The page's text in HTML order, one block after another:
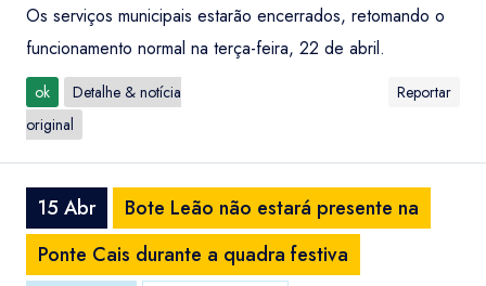
Os serviços municipais estarão encerrados, retomando o
funcionamento normal na terça-feira, 22 de abril.
ok
Detalhe & notícia
original
Reportar
15 Abr
Bote Leão não estará presente na
Ponte Cais durante a quadra festiva